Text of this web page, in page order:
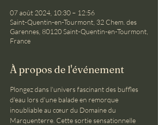
07 août 2024, 10:30 – 12:56
Saint-Quentin-en-Tourmont, 32 Chem. des
Garennes, 80120 Saint-Quentin-en-Tourmont,
France
À propos de l'événement
Plongez dans l'univers fascinant des buffles
d'eau lors d'une balade en remorque
inoubliable au cœur du Domaine du
Marquenterre. Cette sortie sensationnelle